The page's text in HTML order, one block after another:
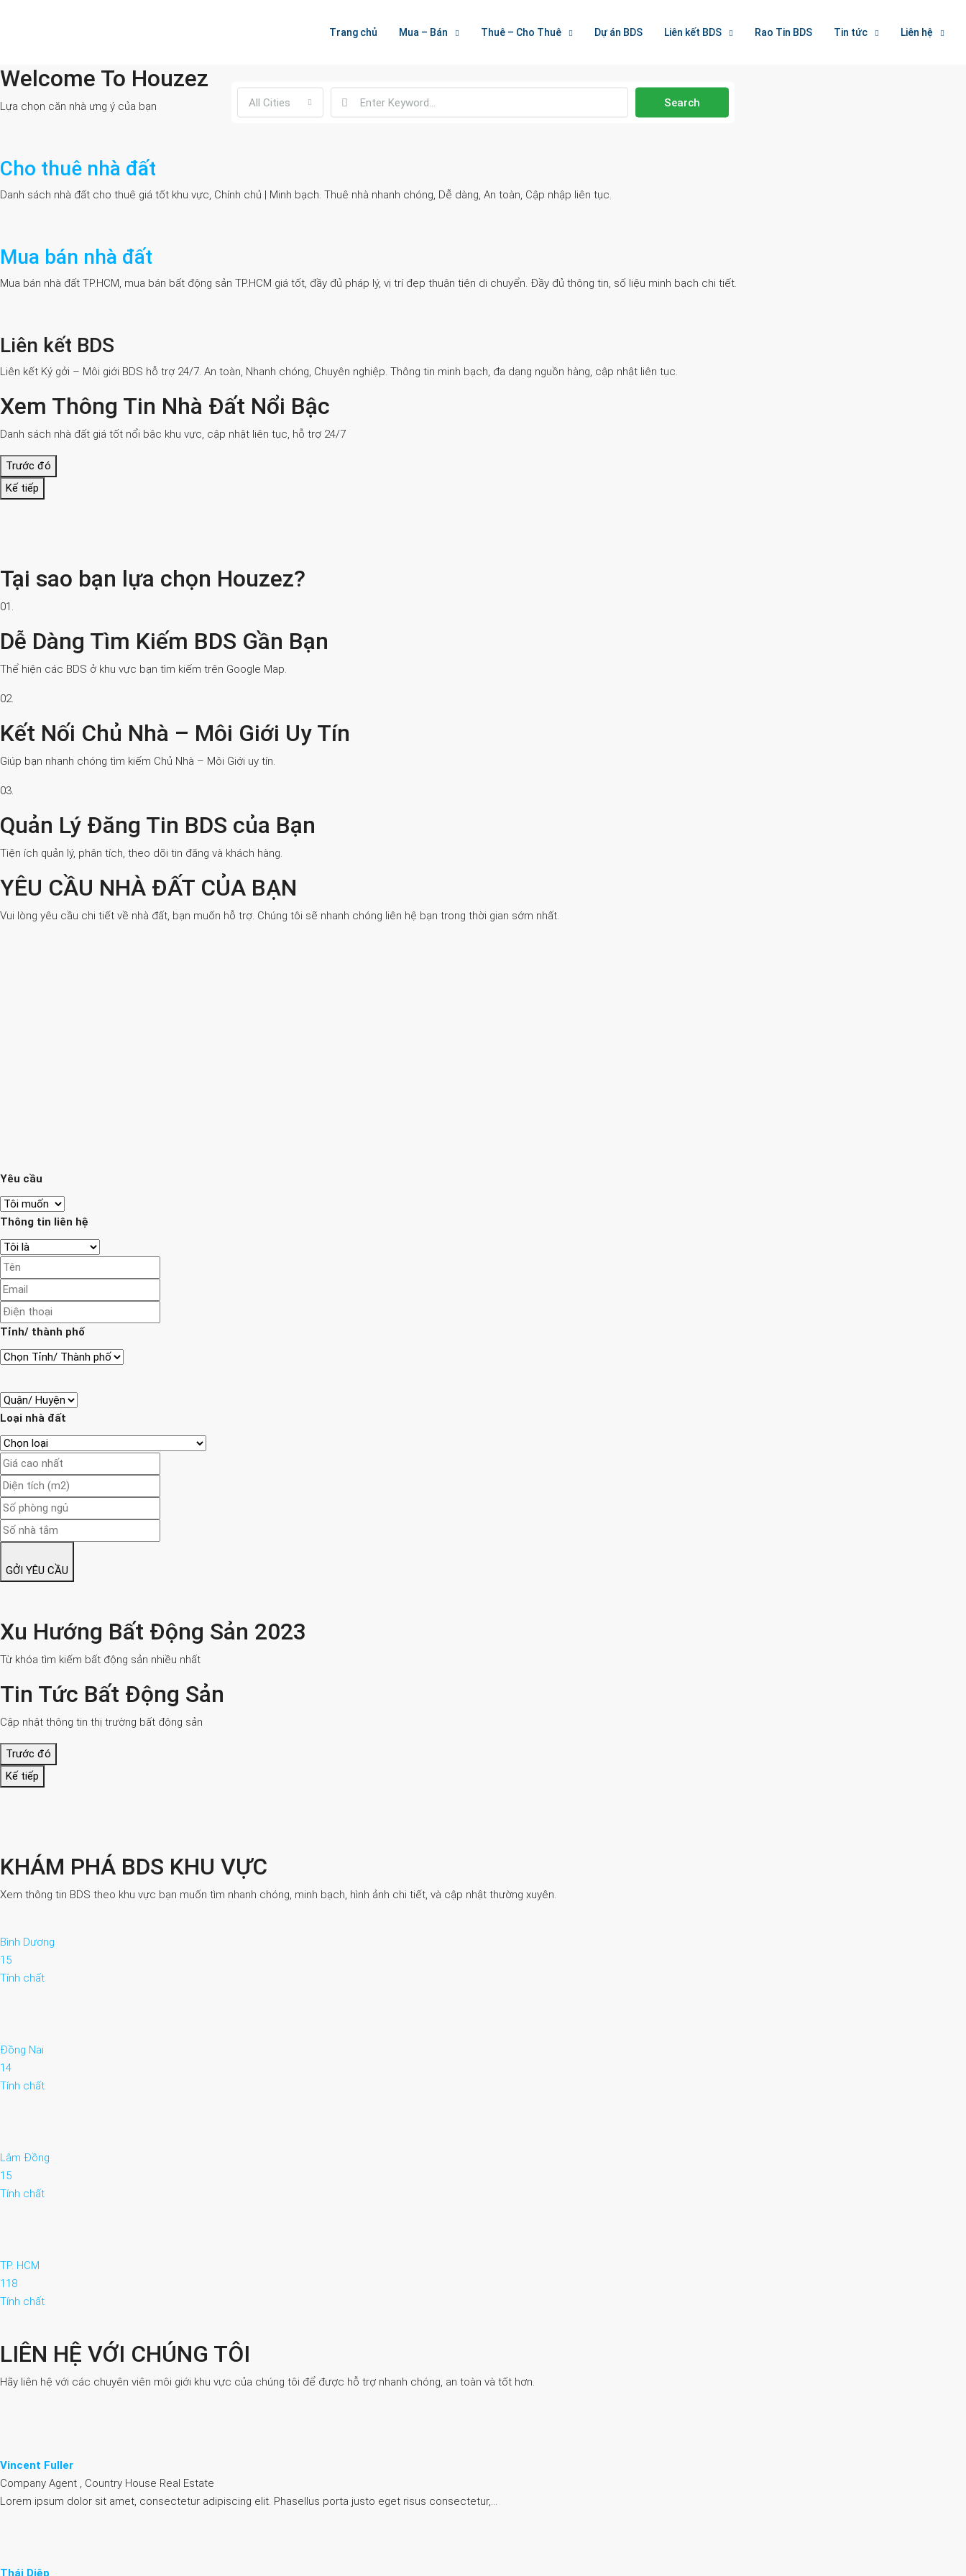
Trang chủ Mua – Bán Thuê – Cho Thuê Dự án BDS Liên kết BDS Rao Tin BDS Tin tức Liên hệ
Welcome To Houzez
All Cities Search
Welcome To Houzez
Lựa chọn căn nhà ưng ý của bạn
Cho thuê nhà đất
Danh sách nhà đất cho thuê giá tốt khu vực, Chính chủ | Minh bạch. Thuê nhà nhanh chóng, Dễ dàng, An toàn, Cập nhập liên tục.
Mua bán nhà đất
Mua bán nhà đất TP.HCM, mua bán bất động sản TP.HCM giá tốt, đầy đủ pháp lý, vị trí đẹp thuận tiện di chuyển. Đầy đủ thông tin, số liệu minh bạch chi tiết.
Liên kết BDS
Liên kết Ký gởi – Môi giới BDS hỗ trợ 24/7. An toàn, Nhanh chóng, Chuyên nghiệp. Thông tin minh bạch, đa dạng nguồn hàng, cập nhật liên tục.
Xem Thông Tin Nhà Đất Nổi Bậc
Danh sách nhà đất giá tốt nổi bậc khu vực, cập nhật liên tục, hỗ trợ 24/7
Trước đó
Kế tiếp
Tại sao bạn lựa chọn Houzez?
01.
Dễ Dàng Tìm Kiếm BDS Gần Bạn
Thể hiện các BDS ở khu vực bạn tìm kiếm trên Google Map.
02.
Kết Nối Chủ Nhà – Môi Giới Uy Tín
Giúp bạn nhanh chóng tìm kiếm Chủ Nhà – Môi Giới uy tín.
03.
Quản Lý Đăng Tin BDS của Bạn
Tiện ích quản lý, phân tích, theo dõi tin đăng và khách hàng.
YÊU CẦU NHÀ ĐẤT CỦA BẠN
Vui lòng yêu cầu chi tiết về nhà đất, bạn muốn hỗ trợ. Chúng tôi sẽ nhanh chóng liên hệ bạn trong thời gian sớm nhất.
Yêu cầu
Thông tin liên hệ
Tỉnh/ thành phố
Loại nhà đất
GỞI YÊU CẦU
Xu Hướng Bất Động Sản 2023
Từ khóa tìm kiếm bất động sản nhiều nhất
Tin Tức Bất Động Sản
Cập nhật thông tin thị trường bất động sản
Trước đó
Kế tiếp
KHÁM PHÁ BDS KHU VỰC
Xem thông tin BDS theo khu vực bạn muốn tìm nhanh chóng, minh bạch, hình ảnh chi tiết, và cập nhật thường xuyên.
Bình Dương
15
Tính chất
Đồng Nai
14
Tính chất
Lâm Đồng
15
Tính chất
TP. HCM
118
Tính chất
LIÊN HỆ VỚI CHÚNG TÔI
Hãy liên hệ với các chuyên viên môi giới khu vực của chúng tôi để được hỗ trợ nhanh chóng, an toàn và tốt hơn.
Vincent Fuller
Company Agent , Country House Real Estate
Lorem ipsum dolor sit amet, consectetur adipiscing elit. Phasellus porta justo eget risus consectetur,…
Thái Diệp